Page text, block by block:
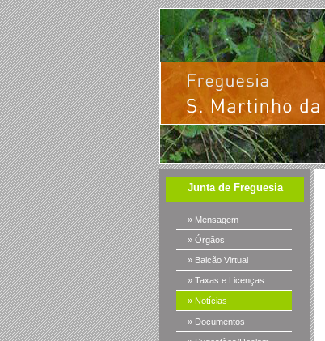
Junta de Freguesia
» Mensagem
» Órgãos
» Balcão Virtual
» Taxas e Licenças
» Notícias
» Documentos